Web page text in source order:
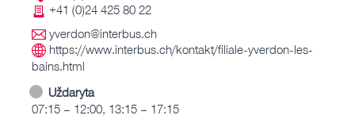
+41 (0)24 425 80 22
yverdon@interbus.ch
https://www.interbus.ch/kontakt/filiale-yverdon-les-
bains.html
Uždaryta
07:15 – 12:00, 13:15 – 17:15